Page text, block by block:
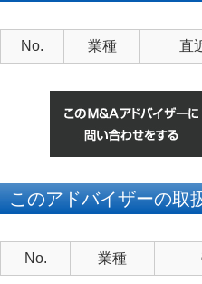
No. 業種 直
このアドバイザーの取
No. 業種